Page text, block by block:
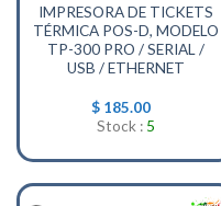
IMPRESORA DE TICKETS
TÉRMICA POS-D, MODELO
TP-300 PRO / SERIAL /
USB / ETHERNET
$185.00
Stock : 5